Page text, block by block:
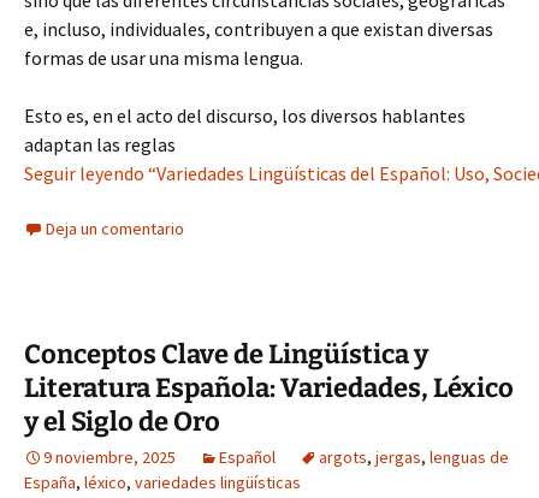
e, incluso, individuales, contribuyen a que existan diversas
formas de usar una misma lengua.
Esto es, en el acto del discurso, los diversos hablantes
adaptan las reglas
Seguir leyendo “Variedades Lingüísticas del Español: Uso,
Deja un comentario
Conceptos Clave de Lingüística y
Literatura Española: Variedades, Léxico
y el Siglo de Oro
9 noviembre, 2025 Español argots, jergas, lenguas de
España, léxico, variedades lingüísticas